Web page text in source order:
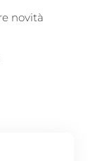
novità